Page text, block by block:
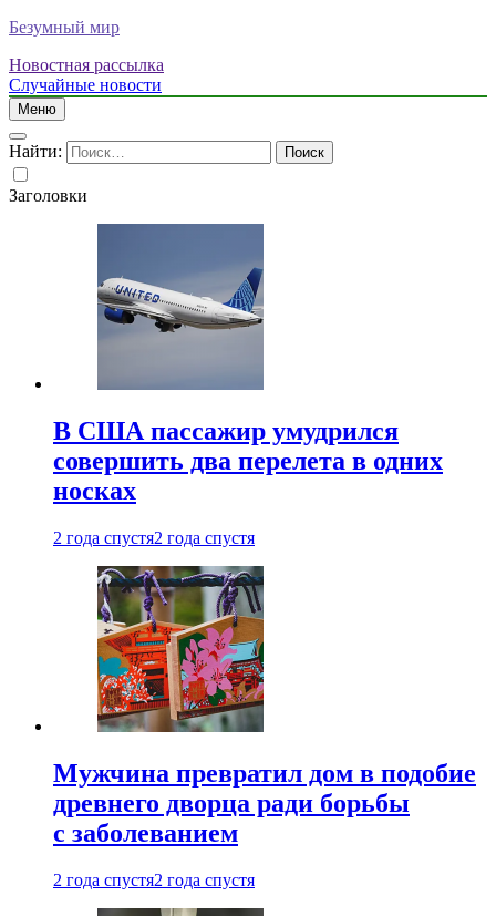
Безумный мир
Новостная рассылка
Случайные новости
Меню
Найти:
Заголовки
В США пассажир умудрился
совершить два перелета в одних
носках
2 года спустя2 года спустя
Мужчина превратил дом в подобие
древнего дворца ради борьбы
с заболеванием
2 года спустя2 года спустя